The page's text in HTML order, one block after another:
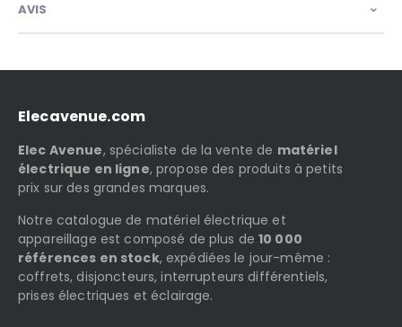
AVIS
Elecavenue.com
Elec Avenue, spécialiste de la vente de matériel
électrique en ligne, propose des produits à petits
prix sur des grandes marques.
Notre catalogue de matériel électrique et
appareillage est composé de plus de10 000
références en stock, expédiées le jour-même :
coffrets, disjoncteurs, interrupteurs différentiels,
prises électriques et éclairage.